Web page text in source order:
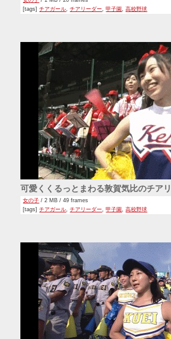
[tags]チアガール ,チアリーダー ,甲子園 ,高校野球
可愛くくるっとまわる敦賀気比のチア
女の子 / 2 MB / 49 frames
[tags]チアガール ,チアリーダー ,甲子園 ,高校野球